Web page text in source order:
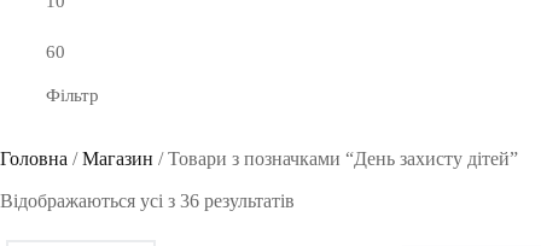
Фільтр
Головна / Магазин / Товари з позначками “День захисту дітей”
Відображаються усі з 36 результатів